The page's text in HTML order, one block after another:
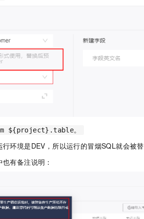
${project}.table。
环境是DEV，所以运行的冒烟SQL就会被
有备注说明：